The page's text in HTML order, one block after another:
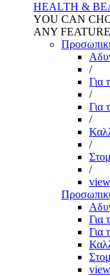
HEALTH &
YOU CAN
ANY
/
Για
/
Για
/
/
/
Για
Για